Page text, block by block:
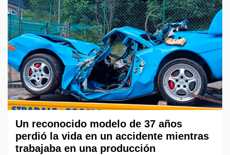
Un reconocido modelo de 37 años
perdió la vida en un accidente mientras
trabajaba en una producción